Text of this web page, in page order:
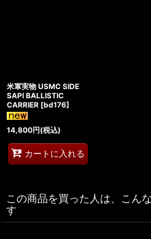
米軍実物 USMC SIDE
SAPI BALLISTIC
CARRIER [bd176]
14,800円(税込)
カートに入れる
この商品を買った人は、こん
す